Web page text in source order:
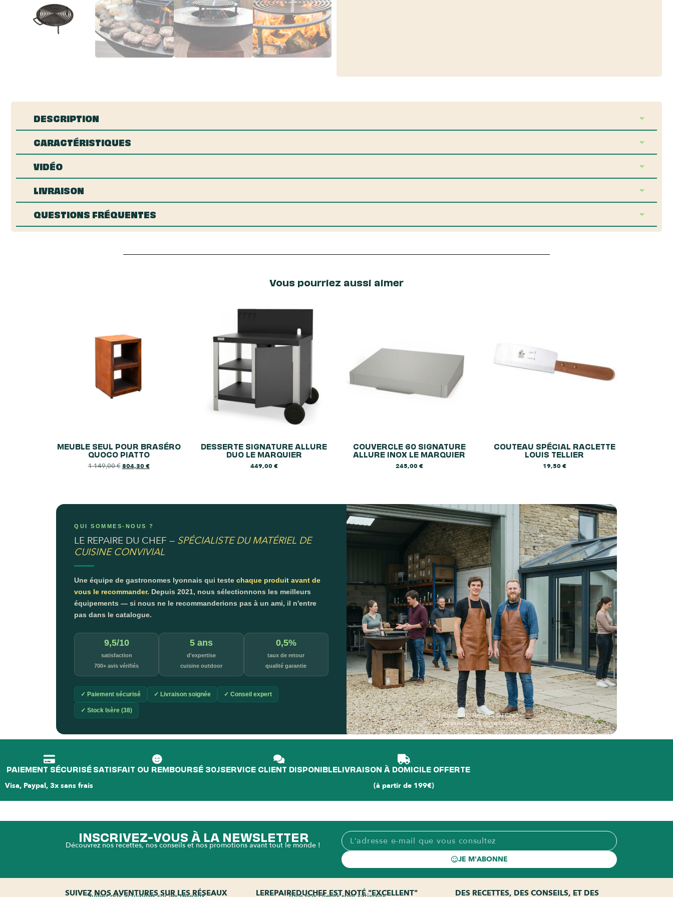
DESCRIPTION
CARACTÉRISTIQUES
VIDÉO
LIVRAISON
QUESTIONS FRÉQUENTES
Vous pourriez aussi aimer
MEUBLE SEUL POUR BRASÉRO
QUOCO PIATTO
1 149,00€ 804,30€
DESSERTE SIGNATURE ALLURE
DUO LE MARQUIER
449,00€
COUVERCLE 60 SIGNATURE
ALLURE INOX LE MARQUIER
245,00€
COUTEAU SPÉCIAL RACLETTE
LOUIS TELLIER
19,50€
QUI SOMMES-NOUS ?
LE REPAIRE DU CHEF — SPÉCIALISTE DU MATÉRIEL DE
CUISINE CONVIVIAL
Une équipe de gastronomes lyonnais qui teste chaque produit avant de
vous le recommander. Depuis 2021, nous sélectionnons les meilleurs
équipements — si nous ne le recommanderions pas à un ami, il n'entre
pas dans le catalogue.
9,5/10
satisfaction
700+ avis vérifiés
5 ans
d'expertise
cuisine outdoor
0,5%
taux de retour
qualité garantie
✓ Paiement sécurisé ✓ Livraison soignée ✓ Conseil expert
✓ Stock Isère (38)
L'équipe du Repaire du Chef —
passionnés & gastronomes
PAIEMENT SÉCURISÉ
Visa, Paypal, 3x sans frais
SATISFAIT OU REMBOURSÉ 30JSERVICE CLIENT DISPONIBLELIVRAISON À DOMICILE OFFERTE
(à partir de 199€)
INSCRIVEZ-VOUS À LA NEWSLETTER
Découvrez nos recettes, nos conseils et nos promotions avant tout le monde !
JE M'ABONNE
SUIVEZ NOS AVENTURES SUR LES RÉSEAUX LEREPAIREDUCHEF EST NOTÉ "EXCELLENT"
DES RECETTES, DES CONSEILS, ET DES